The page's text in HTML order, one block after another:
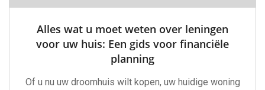
Alles wat u moet weten over leningen
voor uw huis: Een gids voor financiële
planning
Of u nu uw droomhuis wilt kopen, uw huidige woning